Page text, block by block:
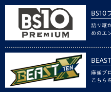
BS10
語り継
めのエ
麻雀プ
こちら